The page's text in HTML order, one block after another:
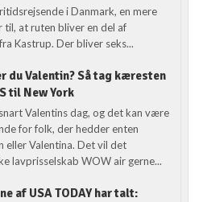
i Danmark, en mere
at ruten bliver en del af
Kastrup. Der bliver seks...
du Valentin? Så tag kæresten
til New York
Valentins dag, og det kan være
for folk, der hedder enten
eller Valentina. Det vil det
lavprisselskab WOW air gerne...
af USA TODAY har talt: